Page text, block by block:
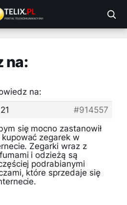
na:
na:
#914557
się mocno zastanowił
kupować zegarek w
Zegarki wraz z
i odzieżą są
podrabianymi
które sprzedaje się